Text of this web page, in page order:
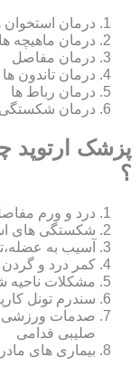
درمان استخوان
درمان ماهیچه ها
درمان مفاصل
درمان تاندون ها
درمان رباط ها
درمان شکستگی
پزشک ارتوپد
؟
درد و ورم
شکستگی های
آسیب به
کمر درد و گردن
مشکلات ناحیه
سندرم تونل
صدمات ورزشی
صلیبی قدامی
بیماری های